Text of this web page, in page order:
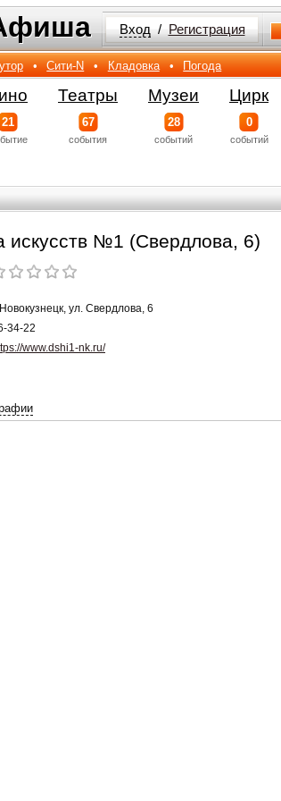
Вход / Регистрация
• Сити-N • Кладовка • Погода
21
Театры
67
события
Музеи
28
событий
Цирк
0
событий
искусств №1 (Свердлова, 6)
Новокузнецк, ул. Свердлова, 6
34-22
www.dshi1-nk.ru/